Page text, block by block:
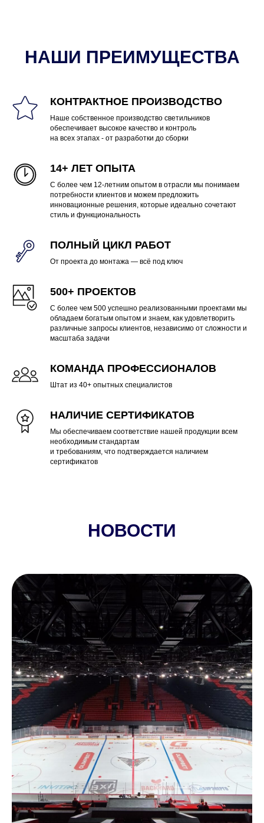
НАШИ ПРЕИМУЩЕСТВА
КОНТРАКТНОЕ ПРОИЗВОДСТВО
Наше собственное производство светильников
обеспечивает высокое качество и контроль
на всех этапах - от разработки до сборки
14+ ЛЕТ ОПЫТА
С более чем 12-летним опытом в отрасли мы понимаем
потребности клиентов и можем предложить
инновационные решения, которые идеально сочетают
стиль и функциональность
ПОЛНЫЙ ЦИКЛ РАБОТ
От проекта до монтажа — всё под ключ
500+ ПРОЕКТОВ
С более чем 500 успешно реализованными проектами мы
обладаем богатым опытом и знаем, как удовлетворить
различные запросы клиентов, независимо от сложности и
масштаба задачи
КОМАНДА ПРОФЕССИОНАЛОВ
Штат из 40+ опытных специалистов
НАЛИЧИЕ СЕРТИФИКАТОВ
Мы обеспечиваем соответствие нашей продукции всем
необходимым стандартам
и требованиям, что подтверждается наличием
сертификатов
НОВОСТИ